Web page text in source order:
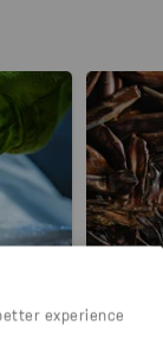
experience